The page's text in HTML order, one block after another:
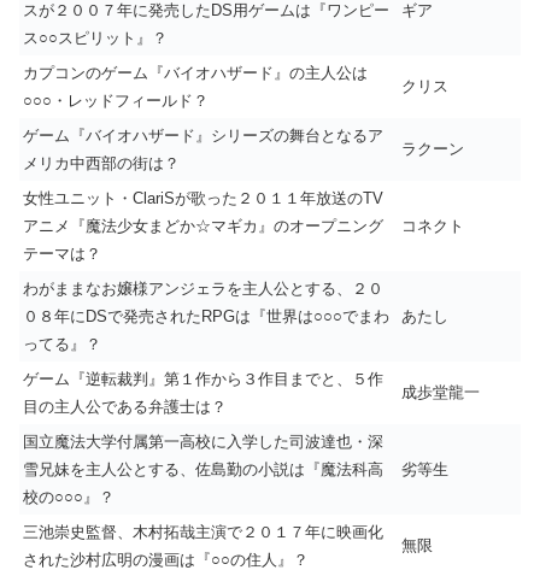
スが２００７年に発売したDS用ゲームは『ワンピー
ス○○スピリット』？
ギア
カプコンのゲーム『バイオハザード』の主人公は
○○○・レッドフィールド？
クリス
ゲーム『バイオハザード』シリーズの舞台となるア
メリカ中西部の街は？
ラクーン
女性ユニット・ClariSが歌った２０１１年放送のTV
アニメ『魔法少女まどか☆マギカ』のオープニング
テーマは？
コネクト
わがままなお嬢様アンジェラを主人公とする、２０
０８年にDSで発売されたRPGは『世界は○○○でまわ
ってる』？
あたし
ゲーム『逆転裁判』第１作から３作目までと、５作
目の主人公である弁護士は？
成歩堂龍一
国立魔法大学付属第一高校に入学した司波達也・深
雪兄妹を主人公とする、佐島勤の小説は『魔法科高
校の○○○』？
劣等生
三池崇史監督、木村拓哉主演で２０１７年に映画化
された沙村広明の漫画は『○○の住人』？
無限